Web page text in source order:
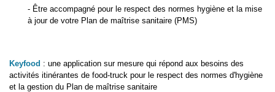
- Être accompagné pour le respect des normes hygiène et la mise
à jour de votre Plan de maîtrise sanitaire (PMS)
Keyfood : une application sur mesure qui répond aux besoins des
activités itinérantes de food-truck pour le respect des normes d'hygiène
et la gestion du Plan de maîtrise sanitaire